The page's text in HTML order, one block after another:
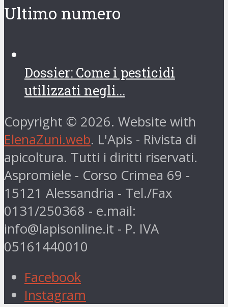
Ultimo numero
Dossier: Come i pesticidi
utilizzati negli...
Copyright © 2026. Website with
ElenaZuni.web. L'Apis - Rivista di
apicoltura. Tutti i diritti riservati.
Aspromiele - Corso Crimea 69 -
15121 Alessandria - Tel./Fax
0131/250368 - e.mail:
info@lapisonline.it - P. IVA
05161440010
Facebook
Instagram